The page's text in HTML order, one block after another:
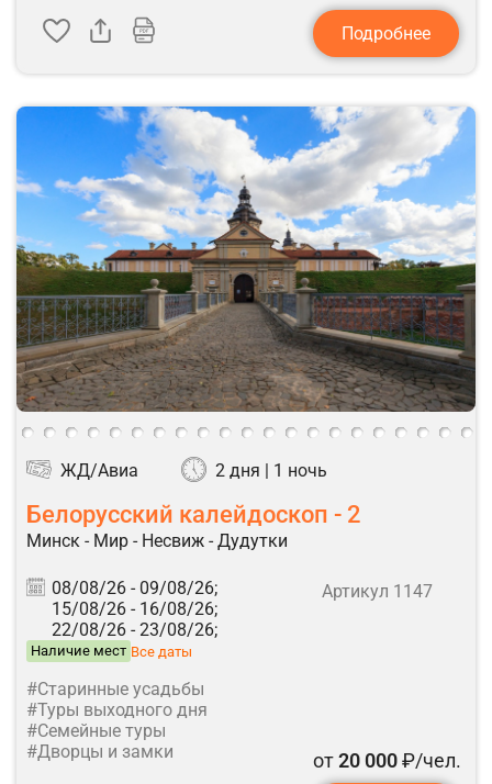
Подробнее
ЖД/Авиа 2 дня | 1 ночь
Белорусский калейдоскоп - 2
Минск - Мир - Несвиж - Дудутки
08/08/26 - 09/08/26;
15/08/26 - 16/08/26;
22/08/26 - 23/08/26;
Наличие мест Все даты
Артикул 1147
#Старинные усадьбы
#Туры выходного дня
#Семейные туры
#Дворцы и замки
от20 000₽/чел.